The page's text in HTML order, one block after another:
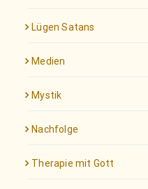
Lügen Satans
Medien
Mystik
Nachfolge
Therapie mit Gott